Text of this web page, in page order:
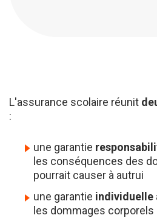
:
les conséquences des
pourrait causer à autrui
une garantieindividuelle
les dommages corporels
y ait un responsable ou